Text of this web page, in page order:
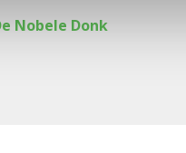
Nobele Donk